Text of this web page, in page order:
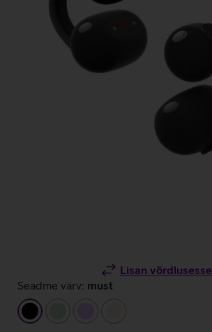
Lisan võrdlusesse
Seadme värv: must
must